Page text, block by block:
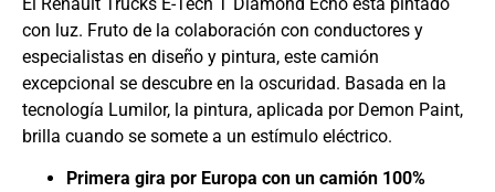
con luz. Fruto de la colaboración con conductores y
especialistas en diseño y pintura, este camión
excepcional se descubre en la oscuridad. Basada en la
tecnología Lumilor, la pintura, aplicada por Demon Paint,
brilla cuando se somete a un estímulo eléctrico.
Primera gira por Europa con un camión 100%